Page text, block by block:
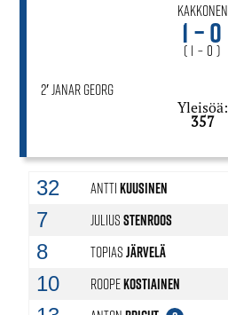
Kakkonen
1 – 0
( 1 – 0 )
2′ Janar Georg
Yleisöä:
357
32 AnttiKuusinen
7 JuliusStenroos
8 TopiasJärvelä
10 RoopeKostiainen